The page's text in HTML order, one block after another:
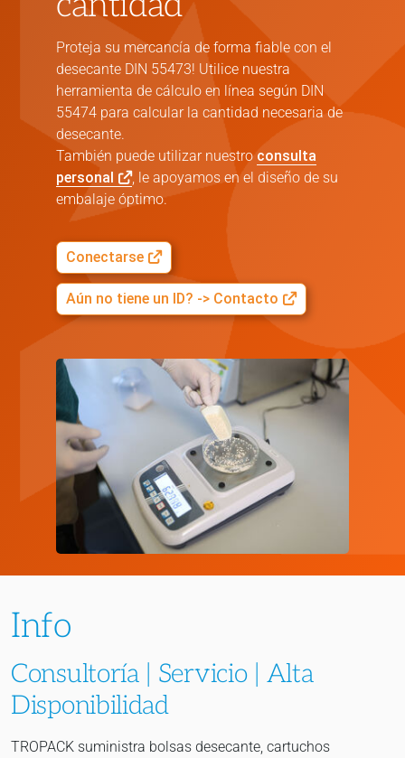
Proteja su mercancía de forma fiable con el
desecante DIN 55473! Utilice nuestra
herramienta de cálculo en línea según DIN
55474 para calcular la cantidad necesaria de
desecante.
También puede utilizar nuestroconsulta
personal
, le apoyamos en el diseño de su
embalaje óptimo.
Conectarse
Aún no tiene un ID? -> Contacto
Info
Consultoría | Servicio | Alta
Disponibilidad
TROPACK suministra bolsas desecante, cartuchos